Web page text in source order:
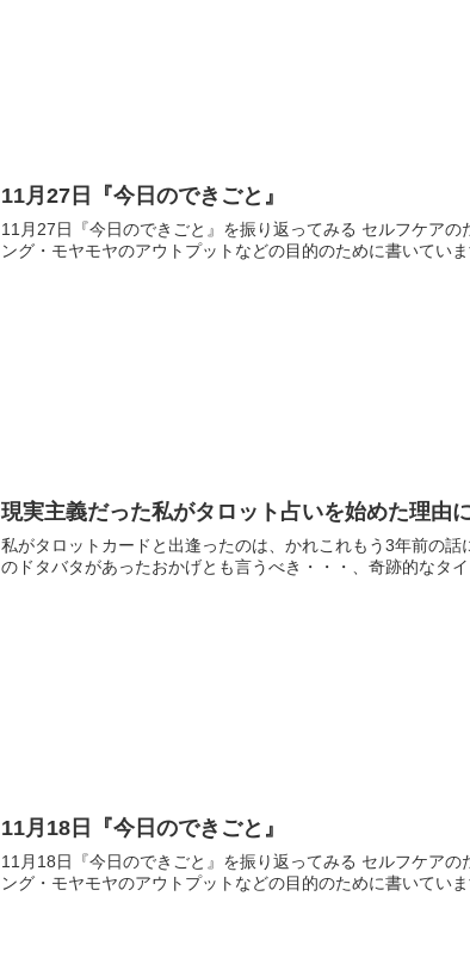
11月27日『今日のできごと』
11月27日『今日のできごと』を振り返ってみる セルフケア
ング・モヤモヤのアウトプットなどの目的のために書いてい
現実主義だった私がタロット占いを始めた理由
私がタロットカードと出逢ったのは、かれこれもう3年前の
のドタバタがあったおかげとも言うべき・・・、奇跡的なタ
11月18日『今日のできごと』
11月18日『今日のできごと』を振り返ってみる セルフケア
ング・モヤモヤのアウトプットなどの目的のために書いてい